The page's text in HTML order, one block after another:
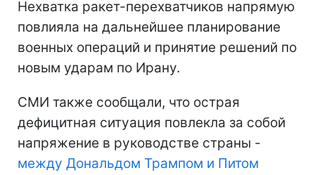
Нехватка ракет-перехватчиков напрямую
повлияла на дальнейшее планирование
военных операций и принятие решений по
новым ударам по Ирану.
СМИ также сообщали, что острая
дефицитная ситуация повлекла за собой
напряжение в руководстве страны -
между Дональдом Трампом и Питом